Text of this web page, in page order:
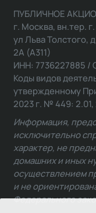
ПУБЛИЧНОЕ
г. Москва, вн.тер.
ул Льва Толстого,
2А (А311)
ИНН: 7736227885 /
Коды видов
утвержденному
2023 г. № 449: 2.01,
Информация,
исключительно
характер, не
домашних и иных
осуществлением
и не
Федерального